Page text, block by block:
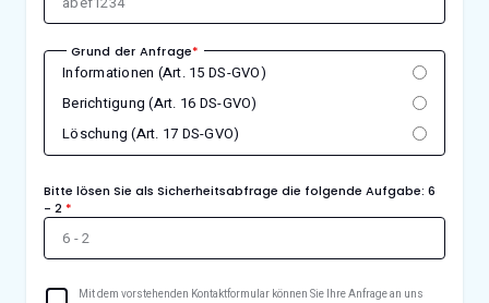
Grund der Anfrage*
Informationen (Art. 15 DS-GVO)
Berichtigung (Art. 16 DS-GVO)
Löschung (Art. 17 DS-GVO)
Bitte lösen Sie als Sicherheitsabfrage die folgende Aufgabe: 6
- 2 *
Mit dem vorstehenden Kontaktformular können Sie Ihre Anfrage an uns